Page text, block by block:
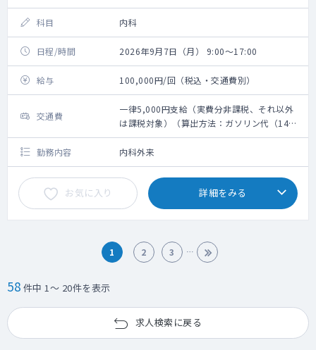
科目 内科
日程/時間 2026年9月7日（月） 9:00～17:00
給与 100,000円/回（税込・交通費別）
交通費
一律5,000円支給（実費分非課税、それ以外
は課税対象）（算出方法：ガソリン代（14
円/キロ）＋高速代）
勤務内容
内科外来
お気に入り 詳細をみる
1 2 3
58 件中 1～ 20件を表示
求人検索に戻る